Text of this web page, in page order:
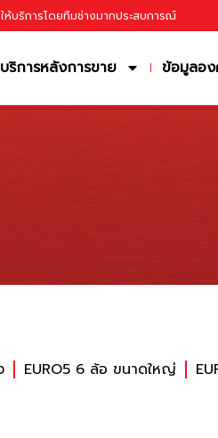
ห้บริการโดยทีมช่างมากประสบการณ์
บริการหลังการขาย ข้อมูลอ
EURO5 6 ล้อ ขนาดใหญ่